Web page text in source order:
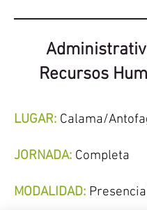
Recursos
LUGAR: Calama/
JORNADA: Completa
MODALIDAD: